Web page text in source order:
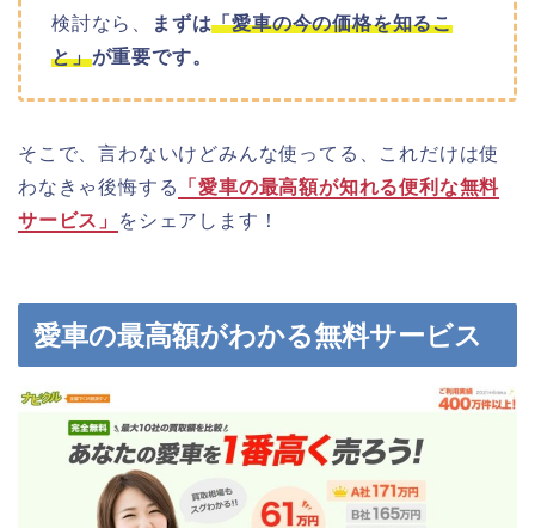
検討なら、
まずは「愛車の今の価格を知るこ
と」が重要です。
そこで、言わないけどみんな使ってる、これだけは使
わなきゃ後悔する
「愛車の最高額が知れる便利な無料
サービス」
をシェアします！
愛車の最高額がわかる無料サービス